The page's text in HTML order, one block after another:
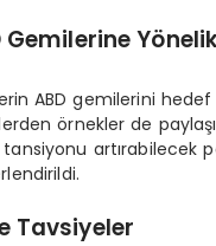
Gemilerine
ABD gemilerini
örnekler de
artırabilecek
Tavsiyeler